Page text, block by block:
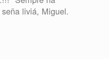
liviá, Miguel.